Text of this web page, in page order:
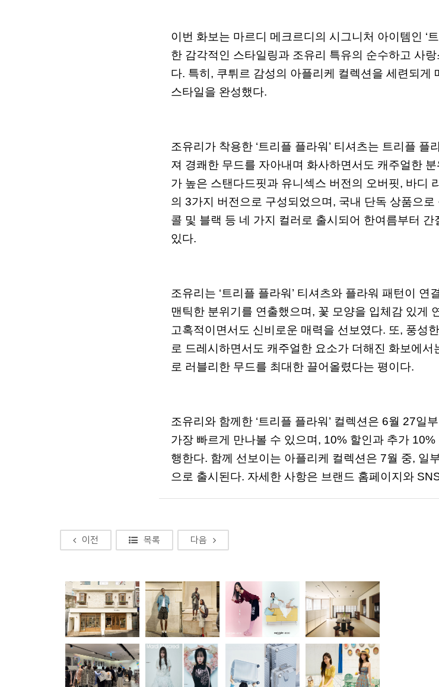
이번 화보는 마르디 메크르디의 시그니처 아이템인 ‘
한 감각적인 스타일링과 조유리 특유의 순수하고 사
다. 특히, 쿠튀르 감성의 아플리케 컬렉션을 세련되게
스타일을 완성했다.
조유리가 착용한‘트리플 플라워’ 티셔츠는 트리플 플
져 경쾌한 무드를 자아내며 화사하면서도 캐주얼한
가 높은 스탠다드핏과 유니섹스 버전의 오버핏, 바디
의 3가지 버전으로 구성되었으며, 국내 단독 상품으로
콜 및 블랙 등 네 가지 컬러로 출시되어 한여름부터 간
있다.
조유리는 ‘트리플 플라워’ 티셔츠와 플라워 패턴이 연
맨틱한 분위기를 연출했으며, 꽃 모양을 입체감 있게
고혹적이면서도 신비로운 매력을 선보였다. 또, 풍성한
로 드레시하면서도 캐주얼한 요소가 더해진 화보에서
로 러블리한 무드를 최대한 끌어올렸다는 평이다.
조유리와 함께한‘트리플 플라워’ 컬렉션은 6월 27일
가장 빠르게 만나볼 수 있으며, 10% 할인과 추가10%
행한다. 함께 선보이는 아플리케 컬렉션은 7월 중, 일
으로 출시된다. 자세한 사항은 브랜드 홈페이지와
이전 목록 다음